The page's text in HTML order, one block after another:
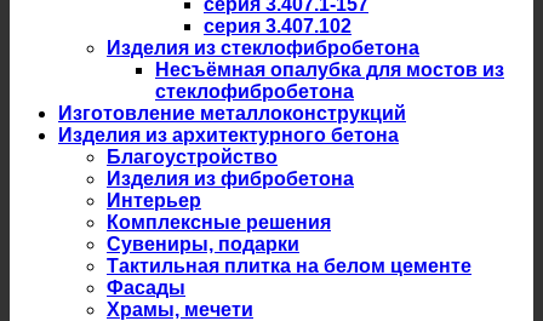
серия 3.407.1-157
серия 3.407.102
Изделия из стеклофибробетона
Несъёмная опалубка для мостов из
стеклофибробетона
Изготовление металлоконструкций
Изделия из архитектурного бетона
Благоустройство
Изделия из фибробетона
Интерьер
Комплексные решения
Сувениры, подарки
Тактильная плитка на белом цементе
Фасады
Храмы, мечети